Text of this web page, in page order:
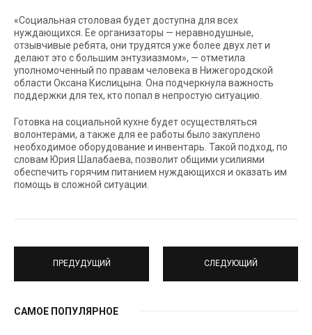
«Социальная столовая будет доступна для всех
нуждающихся. Ее организаторы — неравнодушные,
отзывчивые ребята, они трудятся уже более двух лет и
делают это с большим энтузиазмом», — отметила
уполномоченный по правам человека в Нижегородской
области Оксана Кислицына. Она подчеркнула важность
поддержки для тех, кто попал в непростую ситуацию.
Готовка на социальной кухне будет осуществляться
волонтерами, а также для ее работы было закуплено
необходимое оборудование и инвентарь. Такой подход, по
словам Юрия Шалабаева, позволит общими усилиями
обеспечить горячим питанием нуждающихся и оказать им
помощь в сложной ситуации.
ПРЕДУДУЩИЙ СЛЕДУЮЩИЙ
САМОЕ ПОПУЛЯРНОЕ